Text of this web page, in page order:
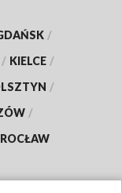
/
/ KIELCE /
/
/